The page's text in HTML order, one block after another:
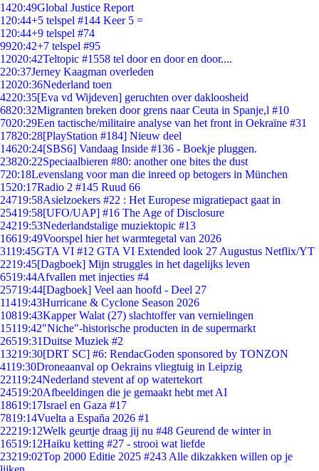
1420:49Global Justice Report
1 20:44+5 telspel #144 Keer 5 =
1 20:44+9 telspel #74
9920:42+7 telspel #95
12020:42Teltopic #1558 tel door en door en door....
220:37Jerney Kaagman overleden
12020:36Nederland toen
4220:35[Eva vd Wijdeven] geruchten over dakloosheid
6820:32Migranten breken door grens naar Ceuta in Spanje,l #10
7020:29Een tactische/militaire analyse van het front in Oekraïne #31
17820:28[PlayStation #184] Nieuw deel
14620:24[SBS6] Vandaag Inside #136 - Boekje pluggen.
23820:22Speciaalbieren #80: another one bites the dust
720:18Levenslang voor man die inreed op betogers in München
1520:17Radio 2 #145 Ruud 66
24719:58Asielzoekers #22 : Het Europese migratiepact gaat in
25419:58[UFO/UAP] #16 The Age of Disclosure
24219:53Nederlandstalige muziektopic #13
16619:49Voorspel hier het warmtegetal van 2026
3119:45GTA VI #12 GTA VI Extended look 27 Augustus Netflix/YT
2219:45[Dagboek] Mijn struggles in het dagelijks leven
6519:44Afvallen met injecties #4
25719:44[Dagboek] Veel aan hoofd - Deel 27
11419:43Hurricane & Cyclone Season 2026
10819:43Kapper Walat (27) slachtoffer van vernielingen
15119:42"Niche"-historische producten in de supermarkt
26519:31Duitse Muziek #2
13219:30[DRT SC] #6: RendacGoden sponsored by TONZON
4119:30Droneaanval op Oekrains vliegtuig in Leipzig
22119:24Nederland stevent af op watertekort
24519:20Afbeeldingen die je gemaakt hebt met AI
18619:17Israel en Gaza #17
7819:14Vuelta a España 2026 #1
22219:12Welk geurtje draag jij nu #48 Geurend de winter in
16519:12Haiku ketting #27 - strooi wat liefde
23219:02Top 2000 Editie 2025 #243 Alle dikzakken willen op je